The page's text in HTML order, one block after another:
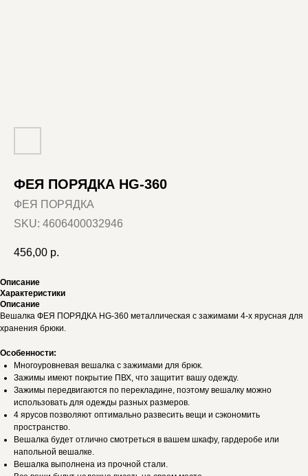
ФЕЯ ПОРЯДКА HG-360
ФЕЯ ПОРЯДКА
SKU: 4606400032946
456,00 р.
Описание
Характеристики
Описание
Вешалка ФЕЯ ПОРЯДКА HG-360 металлическая с зажимами 4-х ярусная для
хранения брюки.
Особенности:
Многоуровневая вешалка с зажимами для брюк.
Зажимы имеют покрытие ПВХ, что защитит вашу одежду.
Зажимы передвигаются по перекладине, поэтому вешалку можно
использовать для одежды разных размеров.
4 ярусов позволяют оптимально развесить вещи и сэкономить
пространство.
Вешалка будет отлично смотреться в вашем шкафу, гардеробе или
напольной вешалке.
Вешалка выполнена из прочной стали.